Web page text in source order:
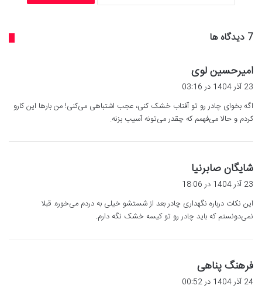
‫7 دیدگاه ها
امیرحسین لوی
ف
23 آذر 1404 در 03:16
اگه بخوای چادر رو تو آفتاب خشک کنی، عجب اشتباهی می‌کنی! من بارها این کارو
کردم و حالا می‌فهمم که چقدر می‌تونه آسیب بزنه.
شایگان صابرنیا
ف
:
23 آذر 1404 در 18:06
این نکات درباره نگهداری چادر بعد از شستشو خیلی به دردم می‌خوره. قبلا
نمی‌دونستم که باید چادر رو تو کیسه خشک نگه دارم.
فرهنگ پناهی
ف
24 آذر 1404 در 00:52